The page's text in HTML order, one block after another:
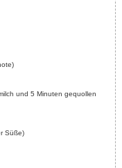
und 5 Minuten gequollen
Süße)